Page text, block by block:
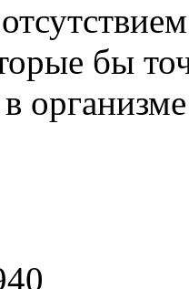
бы
организме
0